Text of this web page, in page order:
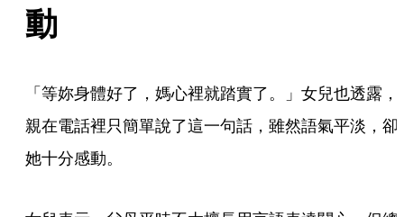
動
「等妳身體好了，媽心裡就踏實了。」女兒也透露，
親在電話裡只簡單說了這一句話，雖然語氣平淡，卻
她十分感動。